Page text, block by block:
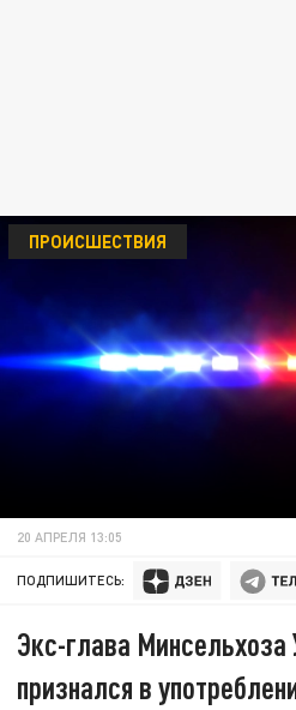
ПРОИСШЕСТВИЯ
20 АПРЕЛЯ 13:05
ПОДПИШИТЕСЬ:
Экс-глава
признался в